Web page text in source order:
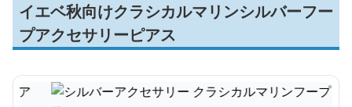
イエベ秋向けクラシカルマリンシルバーフー
プアクセサリーピアス